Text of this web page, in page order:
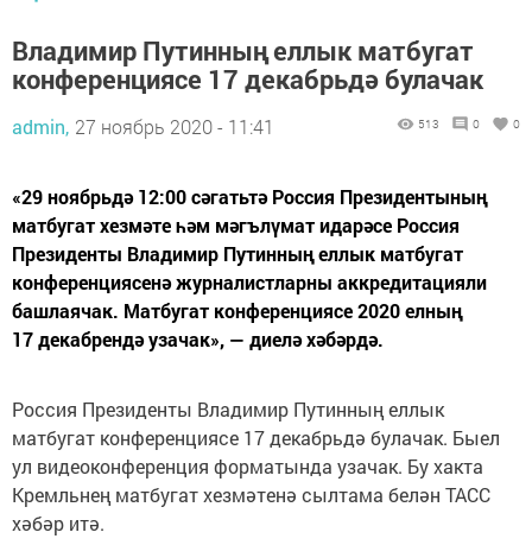
Владимир Путинның еллык матбугат
конференциясе 17 декабрьдә булачак
admin, 27 ноябрь 2020 - 11:41 513 0 0
«29 ноябрьдә 12:00 сәгатьтә Россия Президентының
матбугат хезмәте һәм мәгълүмат идарәсе Россия
Президенты Владимир Путинның еллык матбугат
конференциясенә журналистларны аккредитацияли
башлаячак. Матбугат конференциясе 2020 елның
17 декабрендә узачак», — диелә хәбәрдә.
Россия Президенты Владимир Путинның еллык
матбугат конференциясе 17 декабрьдә булачак. Быел
ул видеоконференция форматында узачак. Бу хакта
Кремльнең матбугат хезмәтенә сылтама белән ТАСС
хәбәр итә.